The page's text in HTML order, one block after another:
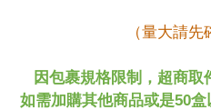
（量大請先
因包裹規格限制，超商取
如需加購其他商品或是50盒